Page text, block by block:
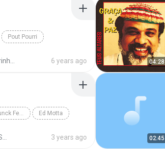
Pout Pourri
6 years ago 04:28
Ed Motta ao vivo Rio Funck Festival Ed Motta
3 years ago 02:45